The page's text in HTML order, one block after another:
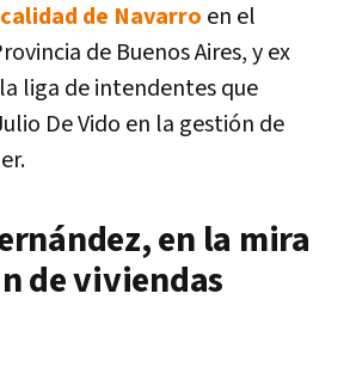
de Navarro en el
de Buenos Aires, y ex
liga de intendentes que
De Vido en la gestión de
en la mira
de viviendas